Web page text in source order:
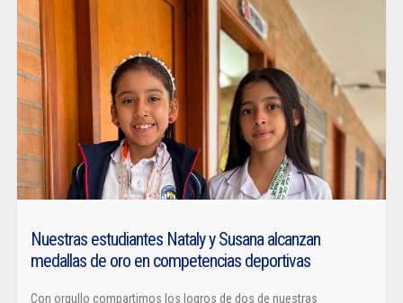
Nuestras estudiantes Nataly y Susana alcanzan
medallas de oro en competencias deportivas
Con orgullo compartimos los logros de dos de nuestras